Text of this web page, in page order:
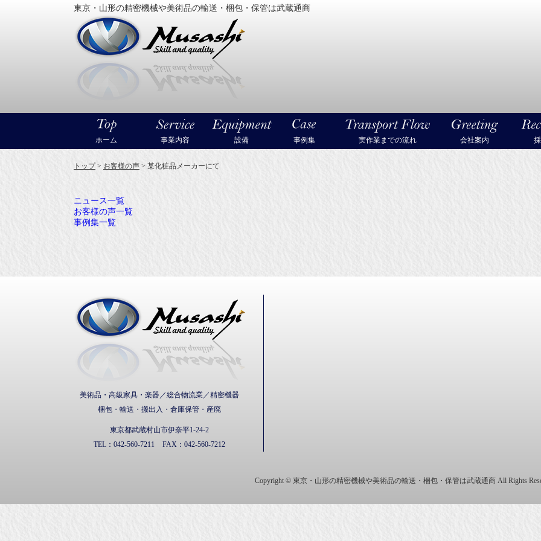
東京・山形の精密機械や美術品の輸送・梱包・保管は武蔵通商
ホーム 事業内容 設備 事例集 実作業までの流れ 会社案内
トップ> お客様の声 > 某化粧品メーカーにて
ニュース一覧
お客様の声一覧
事例集一覧
美術品・高級家具・楽器／総合物流業／精密機器
梱包・輸送・搬出入・倉庫保管・産廃
東京都武蔵村山市伊奈平1-24-2
TEL： 042-560-7211 FAX： 042-560-7212
Copyright © 東京・山形の精密機械や美術品の輸送・梱包・保管は武蔵通商 All Rights